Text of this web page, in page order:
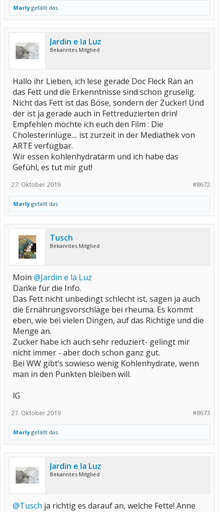
Marly gefällt das.
Jardin e la Luz
Bekanntes Mitglied
Hallo ihr Lieben, ich lese gerade Doc Fleck Ran an
das Fett und die Erkenntnisse sind schon gruselig.
Nicht das Fett ist das Böse, sondern der Zucker! Und
der ist ja gerade auch in Fettreduzierten drin!
Empfehlen möchte ich euch den Film : Die
Cholesterinlüge.... ist zurzeit in der Mediathek von
ARTE verfügbar.
Wir essen kohlenhydratarm und ich habe das
Gefühl, es tut mir gut!
#8672
27. Oktober 2019
Marly gefällt das.
Tusch
Bekanntes Mitglied
Moin @Jardin e la Luz
Danke für die Info.
Das Fett nicht unbedingt schlecht ist, sagen ja auch
die Ernährungsvorschläge bei rheuma. Es kommt
eben, wie bei vielen Dingen, auf das Richtige und die
Menge an.
Zucker habe ich auch sehr reduziert- gelingt mir
nicht immer - aber doch schon ganz gut.
Bei WW gibt’s sowieso wenig Kohlenhydrate, wenn
man in den Punkten bleiben will.
lG
#8673
27. Oktober 2019
Marly gefällt das.
Jardin e la Luz
Bekanntes Mitglied
@Tusch ja richtig es darauf an, welche Fette! Anne